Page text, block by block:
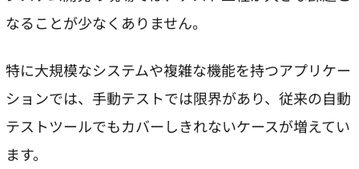
なることが少なくありません。
特に大規模なシステムや複雑な機能を持つアプリケー
ションでは、手動テストでは限界があり、従来の自動
テストツールでもカバーしきれないケースが増えてい
ます。